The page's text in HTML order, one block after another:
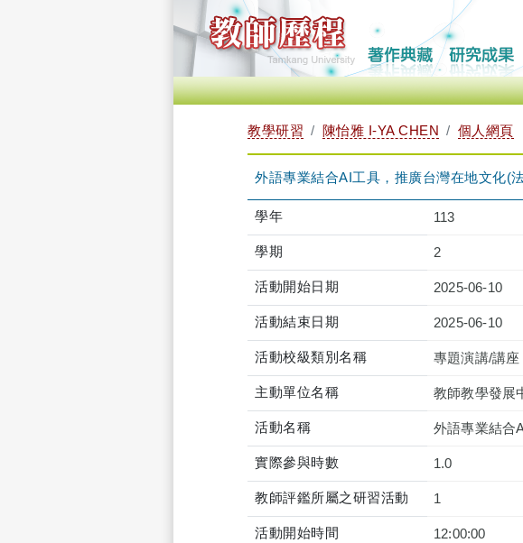
教學研習 陳怡雅 I-YA CHEN 個人網頁
外語專業結合AI工具，推廣台灣在地文化(
學年 113
學期 2
活動開始日期 2025-06-10
活動結束日期 2025-06-10
活動校級類別名稱 專題演講/講座
主動單位名稱 教師教學發展
活動名稱 外語專業結合
實際參與時數 1.0
教師評鑑所屬之研習活動 1
活動開始時間 12:00:00